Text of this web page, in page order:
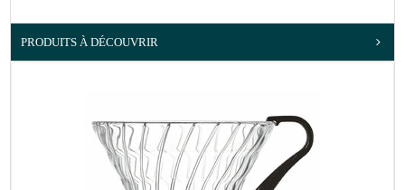
PRODUITS À DÉCOUVRIR